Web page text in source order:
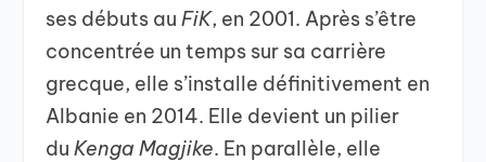
ses débuts auFiK, en 2001. Après s’être
concentrée un temps sur sa carrière
grecque, elle s’installe définitivement en
Albanie en 2014. Elle devient un pilier
duKenga Magjike. En parallèle, elle